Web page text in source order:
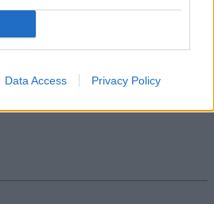
Data Access Privacy Policy